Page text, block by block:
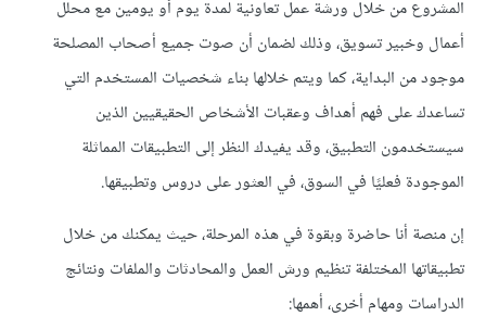
المشروع من خلال ورشة عمل تعاونية لمدة يوم أو يومين مع محلل
أعمال وخبير تسويق، وذلك لضمان أن صوت جميع أصحاب المصلحة
موجود من البداية، كما ويتم خلالها بناء شخصيات المستخدم التي
تساعدك على فهم أهداف وعقبات الأشخاص الحقيقيين الذين
سيستخدمون التطبيق، وقد يفيدك النظر إلى التطبيقات المماثلة
الموجودة فعليًا في السوق، في العثور على دروس وتطبيقها.
إن منصة أنا حاضرة وبقوة في هذه المرحلة، حيث يمكنك من خلال
تطبيقاتها المختلفة تنظيم ورش العمل والمحادثات والملفات ونتائج
الدراسات ومهام أخرى، أهمها: